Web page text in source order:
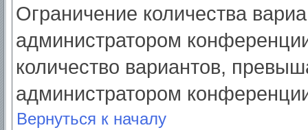
Ограничение количества
администратором
количество вариантов,
администратором
Вернуться к началу